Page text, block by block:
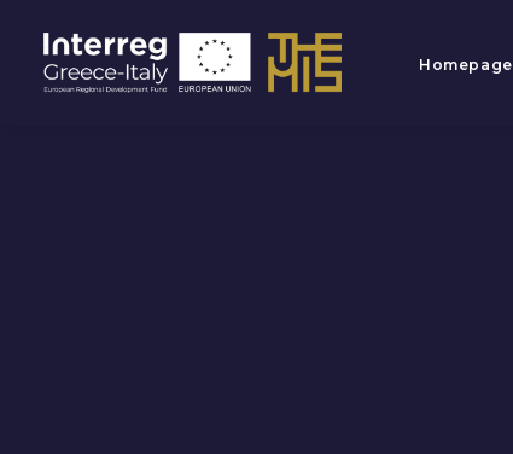
Homepage